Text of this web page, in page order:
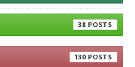
38
130